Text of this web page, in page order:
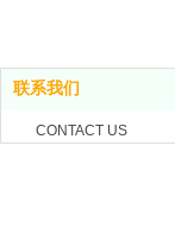
联系我们
CONTACT US